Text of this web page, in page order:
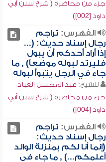
جزء من محاضرة ( شرح سنن أبي
داود [002])
الفهرس: تراجم
رجال إسناد حديث: (...
إذا أراد أحدكم أن يبول
فليرتد لبوله موضعاً) , ما
جاء في الرجل يتبوأ لبوله
للشيخ: عبد المحسن العباد
جزء من محاضرة ( شرح سنن أبي
داود [004])
الفهرس: تراجم
رجال إسناد حديث:
(إنما أنا لكم بمنزلة الوالد
أعلمكم...) , ما جاء في